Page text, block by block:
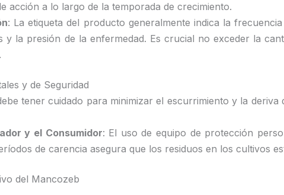
acción a lo largo de la temporada de crecimiento.
: La etiqueta del producto generalmente indica la
y la presión de la enfermedad. Es crucial no exceder la
y de Seguridad
tener cuidado para minimizar el escurrimiento y la
y el Consumidor: El uso de equipo de protección
de carencia asegura que los residuos en los cultivos
del Mancozeb